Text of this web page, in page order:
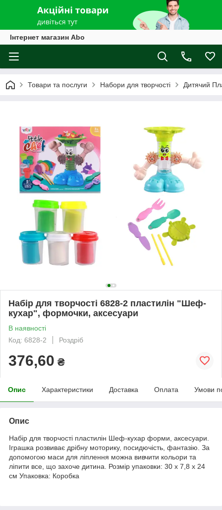
Інтернет магазин Abo
Товари та послуги Набори для творчості Дитячий
Набір для творчості 6828-2 пластилін "Шеф-
кухар", формочки, аксесуари
В наявності
Код: 6828-2
Роздріб
376,60 ₴
Опис Характеристики Доставка Оплата Умови
Опис
Набір для творчості пластилін Шеф-кухар форми, аксесуари.
Іграшка розвиває дрібну моторику, посидючість, фантазію. За
допомогою маси для ліплення можна вивчити кольори та
ліпити все, що захоче дитина. Розмір упаковки: 30 х 7,8 х 24
см Упаковка: Коробка